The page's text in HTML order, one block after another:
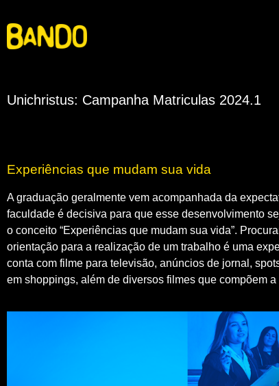
Unichristus: Campanha Matriculas 2024.1
Experiências que mudam sua vida
A graduação geralmente vem acompanhada da
faculdade é decisiva para que esse desenvolvimento
o conceito “Experiências que mudam sua vida”.
orientação para a realização de um trabalho é uma
conta com filme para televisão, anúncios de jornal,
em shoppings, além de diversos filmes que compõem